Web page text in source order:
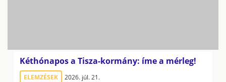
Kéthónapos a Tisza-kormány: íme a mérleg!
ELEMZÉSEK 2026. júl. 21.